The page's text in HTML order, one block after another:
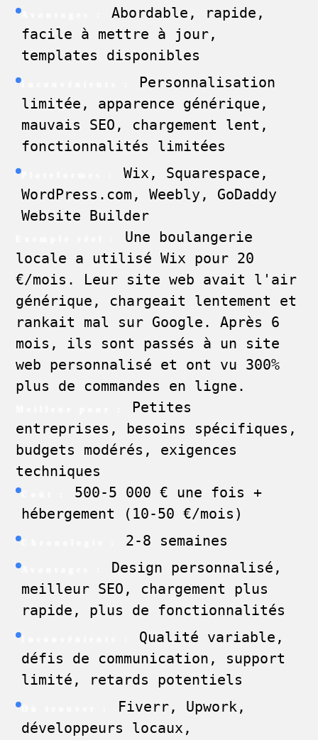
Abordable, rapide,
facile à mettre à jour,
templates disponibles
Personnalisation
limitée, apparence générique,
mauvais SEO, chargement lent,
fonctionnalités limitées
Wix, Squarespace,
WordPress.com, Weebly, GoDaddy
Website Builder
Une boulangerie
locale a utilisé Wix pour 20
€/mois. Leur site web avait l'air
générique, chargeait lentement et
rankait mal sur Google. Après 6
mois, ils sont passés à un site
web personnalisé et ont vu 300%
plus de commandes en ligne.
Petites
entreprises, besoins spécifiques,
budgets modérés, exigences
techniques
500-5 000 € une fois +
hébergement (10-50 €/mois)
2-8 semaines
Design personnalisé,
meilleur SEO, chargement plus
rapide, plus de fonctionnalités
Qualité variable,
défis de communication, support
limité, retards potentiels
Fiverr, Upwork,
développeurs locaux,